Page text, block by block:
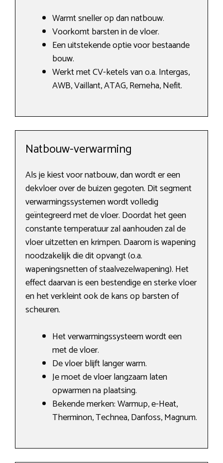
Warmt sneller op dan natbouw.
Voorkomt barsten in de vloer.
Een uitstekende optie voor bestaande
bouw.
Werkt met CV-ketels van o.a. Intergas,
AWB, Vaillant, ATAG, Remeha, Nefit.
Natbouw-verwarming
Als je kiest voor natbouw, dan wordt er een
dekvloer over de buizen gegoten. Dit segment
verwarmingssystemen wordt volledig
geïntegreerd met de vloer. Doordat het geen
constante temperatuur zal aanhouden zal de
vloer uitzetten en krimpen. Daarom is wapening
noodzakelijk die dit opvangt (o.a.
wapeningsnetten of staalvezelwapening). Het
effect daarvan is een bestendige en sterke vloer
en het verkleint ook de kans op barsten of
scheuren.
Het verwarmingssysteem wordt een
met de vloer.
De vloer blijft langer warm.
Je moet de vloer langzaam laten
opwarmen na plaatsing.
Bekende merken: Warmup, e-Heat,
Therminon, Technea, Danfoss, Magnum.